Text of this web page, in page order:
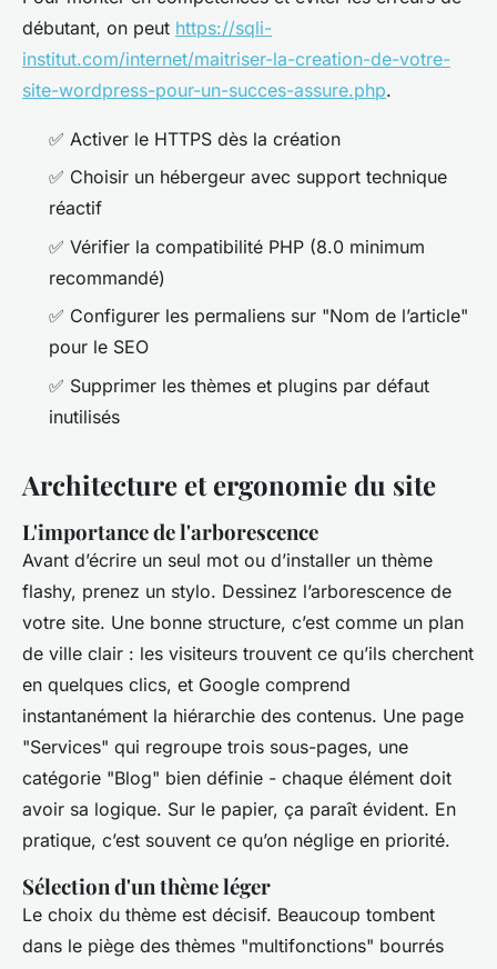
débutant, on peut https://sqli-
institut.com/internet/maitriser-la-creation-de-votre-
site-wordpress-pour-un-succes-assure.php.
✅ Activer le HTTPS dès la création
✅ Choisir un hébergeur avec support technique
réactif
✅ Vérifier la compatibilité PHP (8.0 minimum
recommandé)
✅ Configurer les permaliens sur "Nom de l’article"
pour le SEO
✅ Supprimer les thèmes et plugins par défaut
inutilisés
Architecture et ergonomie du site
L'importance de l'arborescence
Avant d’écrire un seul mot ou d’installer un thème
flashy, prenez un stylo. Dessinez l’arborescence de
votre site. Une bonne structure, c’est comme un plan
de ville clair : les visiteurs trouvent ce qu’ils cherchent
en quelques clics, et Google comprend
instantanément la hiérarchie des contenus. Une page
"Services" qui regroupe trois sous-pages, une
catégorie "Blog" bien définie - chaque élément doit
avoir sa logique. Sur le papier, ça paraît évident. En
pratique, c’est souvent ce qu’on néglige en priorité.
Sélection d'un thème léger
Le choix du thème est décisif. Beaucoup tombent
dans le piège des thèmes "multifonctions" bourrés